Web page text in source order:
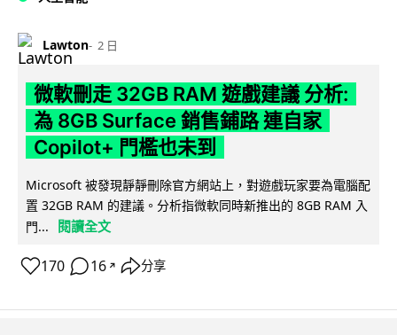
Lawton 2 日
微軟刪走 32GB RAM 遊戲建議 分析:
為 8GB Surface 銷售鋪路 連自家
Copilot+ 門檻也未到
Microsoft 被發現靜靜刪除官方網站上，對遊戲玩家要為電腦配
置 32GB RAM 的建議。分析指微軟同時新推出的 8GB RAM 入
門...
閱讀全文
170 16 ↗ 分享